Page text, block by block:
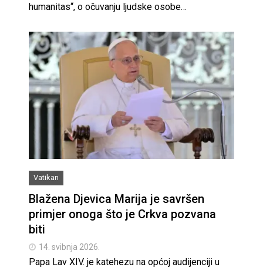
humanitas“, o očuvanju ljudske osobe…
Vatikan
Blažena Djevica Marija je savršen
primjer onoga što je Crkva pozvana
biti
14. svibnja 2026.
Papa Lav XIV. je katehezu na općoj audijenciji u